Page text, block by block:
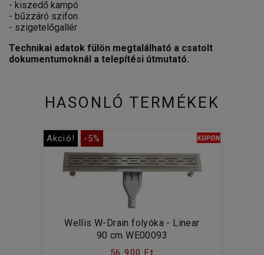
- kiszedő kampó
- bűzzáró szifon
- szigetelőgallér
Technikai adatok fülön megtalálható a csatolt
dokumentumoknál a telepítési útmutató.
HASONLÓ TERMÉKEK
Akció! -5%
Wellis W-Drain folyóka - Linear
90 cm WE00093
56 900 Ft